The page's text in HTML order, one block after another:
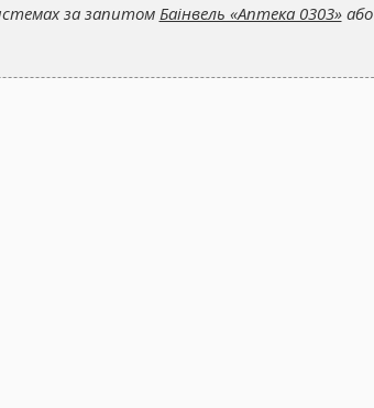
за запитом Баінвель «Аптека 0303»або